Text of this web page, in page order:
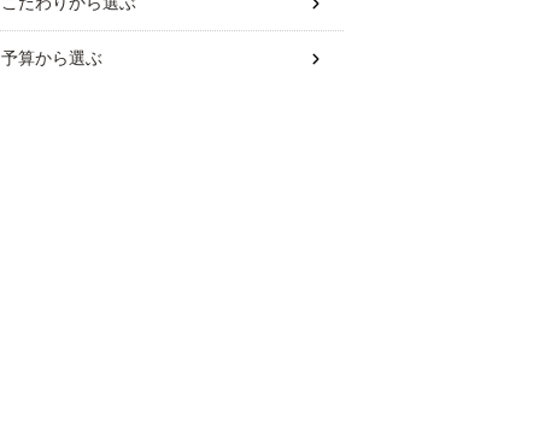
予算から選ぶ